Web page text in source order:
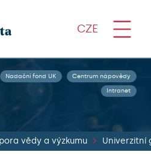
CZE
Nadační fond UK Centrum nápovědy
Intranet
vědy a výzkumu Univerzitní